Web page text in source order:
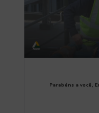
Parabéns a você,